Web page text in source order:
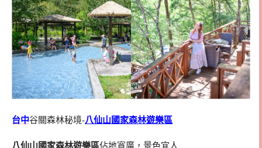
台中谷關森林秘境-八仙山國家森林遊樂區
八仙山國家森林遊樂區佔地寬廣，景色宜人